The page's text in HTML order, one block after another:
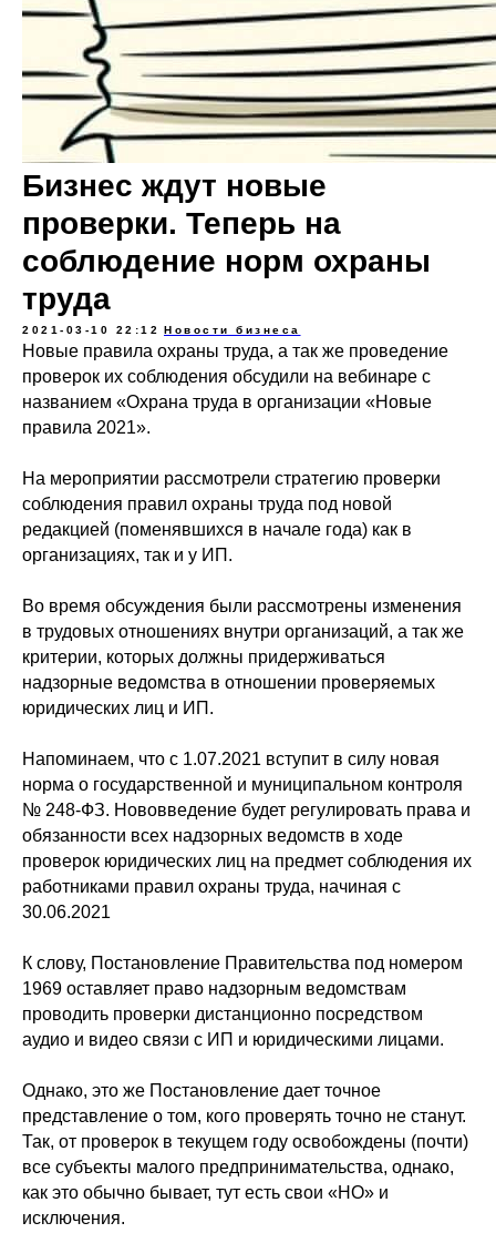
Бизнес ждут новые
проверки. Теперь на
соблюдение норм охраны
труда
2021-03-10 22:12 Новости бизнеса
Новые правила охраны труда, а так же проведение
проверок их соблюдения обсудили на вебинаре с
названием «Охрана труда в организации «Новые
правила 2021».
На мероприятии рассмотрели стратегию проверки
соблюдения правил охраны труда под новой
редакцией (поменявшихся в начале года) как в
организациях, так и у ИП.
Во время обсуждения были рассмотрены изменения
в трудовых отношениях внутри организаций, а так же
критерии, которых должны придерживаться
надзорные ведомства в отношении проверяемых
юридических лиц и ИП.
Напоминаем, что с 1.07.2021 вступит в силу новая
норма о государственной и муниципальном контроля
№ 248-ФЗ. Нововведение будет регулировать права и
обязанности всех надзорных ведомств в ходе
проверок юридических лиц на предмет соблюдения их
работниками правил охраны труда, начиная с
30.06.2021
К слову, Постановление Правительства под номером
1969 оставляет право надзорным ведомствам
проводить проверки дистанционно посредством
аудио и видео связи с ИП и юридическими лицами.
Однако, это же Постановление дает точное
представление о том, кого проверять точно не станут.
Так, от проверок в текущем году освобождены (почти)
все субъекты малого предпринимательства, однако,
как это обычно бывает, тут есть свои «НО» и
исключения.